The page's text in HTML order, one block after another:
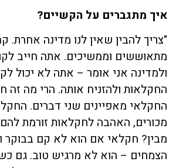
איך מתגברים על הקשיים?
"צריך להבין שאין לנו מדינה אחרת.
מתאוששים וממשיכים. אתה חייב
ולמדינה אני אומר – אתה לא יכול
החקלאות ולהזניח אותה. הרי מה זה
החקלאי מאפיינים שני דברים.
מכורים, האהבה לחקלאות זורמת
מבין? חקלאי אם הוא לא קם בבוקר
הצמחים – הוא לא מרגיש טוב. גם